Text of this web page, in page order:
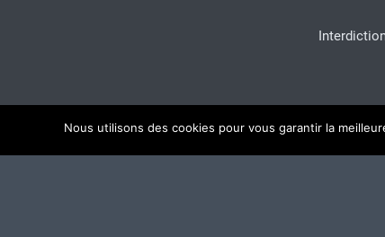
Nous utilisons des cookies pour vous garantir la